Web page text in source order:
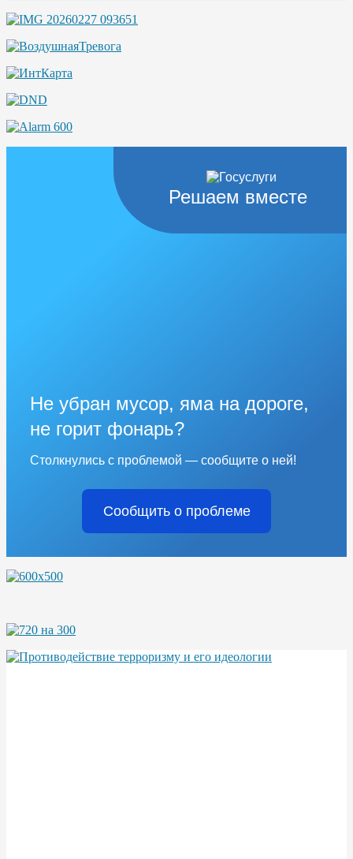
Решаем вместе
Не убран мусор, яма на дороге,
не горит фонарь?
Столкнулись с проблемой — сообщите о ней!
Сообщить о проблеме